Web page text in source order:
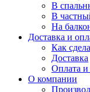
В
В
На
Доставка и
Как
Доставка
Оплата и
О компании